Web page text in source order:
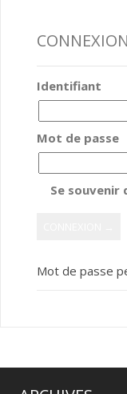
CONNEXION
Identifiant
Mot de passe
Se souvenir
Mot de passe